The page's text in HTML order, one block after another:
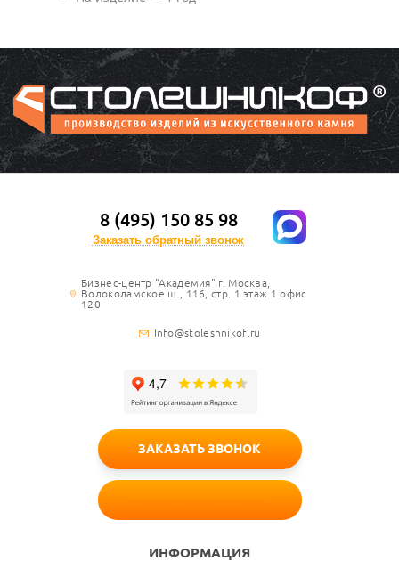
8 (495) 150 85 98
Заказать обратный звонок
Бизнес-центр "Академия" г. Москва,
Волоколамское ш., 116, стр. 1 этаж 1 офис
120
Info@stoleshnikof.ru
ИНФОРМАЦИЯ
ЗАКАЗАТЬ ЗВОНОК